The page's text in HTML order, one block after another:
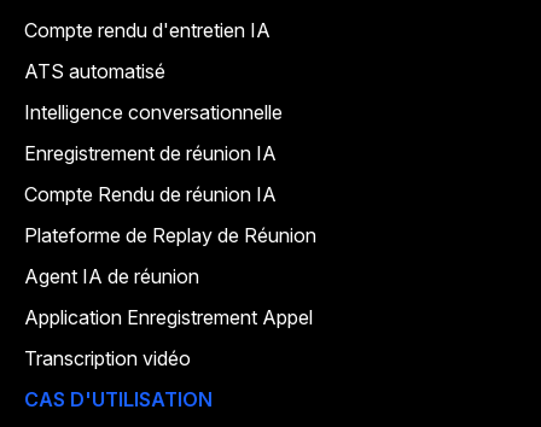
Compte rendu d'entretien IA
ATS automatisé
Intelligence conversationnelle
Enregistrement de réunion IA
Compte Rendu de réunion IA
Plateforme de Replay de Réunion
Agent IA de réunion
Application Enregistrement Appel
Transcription vidéo
CAS D'UTILISATION